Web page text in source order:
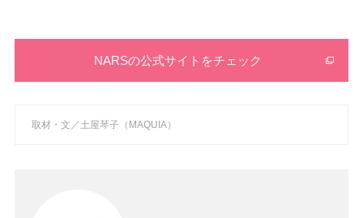
NARSの公式サイトをチェック
取材・文／土屋琴子（MAQUIA）